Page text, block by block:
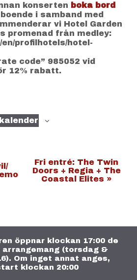
konserten boka bord
i samband med
vi Hotel Garden
promenad från medley:
profilhotels/hotel-
code” 985052 vid
12% rabatt.
Fri entré: The Twin
Doors + Regia + The
Coastal Elites »
öppnar klockan 17:00 de
arrangemang (torsdag &
Om inget annat anges,
klockan 20:00